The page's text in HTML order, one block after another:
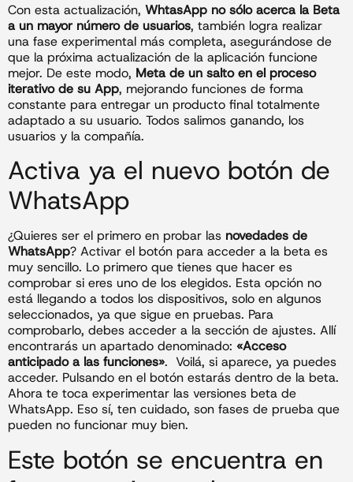
Con esta actualización, WhtasApp no sólo acerca la Beta
a un mayor número de usuarios, también logra realizar
una fase experimental más completa, asegurándose de
que la próxima actualización de la aplicación funcione
mejor. De este modo, Meta de un salto en el proceso
iterativo de su App, mejorando funciones de forma
constante para entregar un producto final totalmente
adaptado a su usuario. Todos salimos ganando, los
usuarios y la compañía.
Activa ya el nuevo botón de
WhatsApp
¿Quieres ser el primero en probar las novedades de
WhatsApp? Activar el botón para acceder a la beta es
muy sencillo. Lo primero que tienes que hacer es
comprobar si eres uno de los elegidos. Esta opción no
está llegando a todos los dispositivos, solo en algunos
seleccionados, ya que sigue en pruebas. Para
comprobarlo, debes acceder a la sección de ajustes. Allí
encontrarás un apartado denominado: «Acceso
anticipado a las funciones». Voilá, si aparece, ya puedes
acceder. Pulsando en el botón estarás dentro de la beta.
Ahora te toca experimentar las versiones beta de
WhatsApp. Eso sí, ten cuidado, son fases de prueba que
pueden no funcionar muy bien.
Este botón se encuentra en